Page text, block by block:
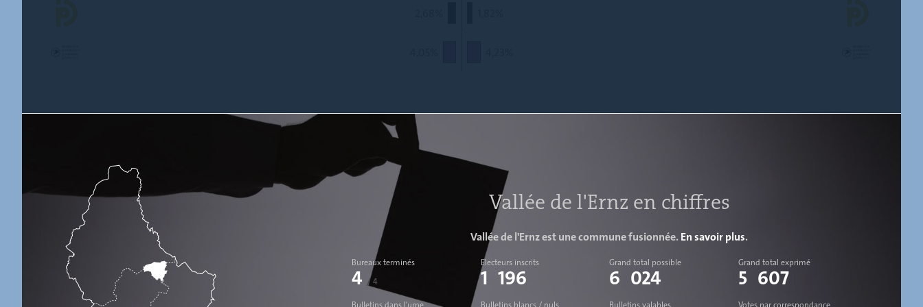
Vallée de l'Ernz en chiffres
Vallée de l'Ernz est une commune fusionnée.En savoir plus.
Bureaux terminés
4 / 4
Electeurs inscrits
1 196
Grand total possible
6 024
Grand total exprimé
5 607
Bulletins dans l'urne Bulletins blancs / nuls Bulletins valables Votes par correspondance